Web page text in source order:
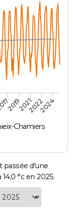
Chamiers
2019202120222024
passée d'une
°c en 2025.